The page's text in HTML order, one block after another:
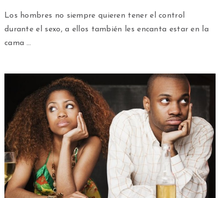
Los hombres no siempre quieren tener el control
durante el sexo, a ellos también les encanta estar en la
cama …